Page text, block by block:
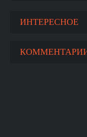
ИНТЕРЕСНОЕ